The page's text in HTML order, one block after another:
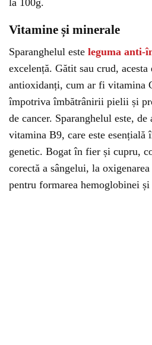
la 100g.
Vitamine și minerale
Sparanghelul este leguma anti-
excelență. Gătit sau crud, acesta
antioxidanți, cum ar fi vitamina
împotriva îmbătrânirii pielii și
de cancer. Sparanghelul este, de
vitamina B9, care este esențială
genetic. Bogat în fier și cupru,
corectă a sângelui, la
pentru formarea hemoglobinei